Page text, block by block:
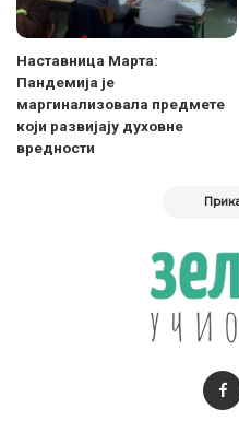
Наставница Марта:
Пандемија је
маргинализовала предмете
који развијају духовне
вредности